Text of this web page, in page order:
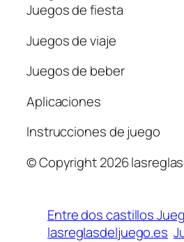
Juegos de fiesta
Juegos de viaje
Juegos de beber
Aplicaciones
Instrucciones de juego
© Copyright 2026
Entre dos castillos
lasreglasdeljuego.es